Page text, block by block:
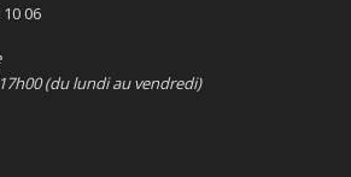
06
(du lundi au vendredi)